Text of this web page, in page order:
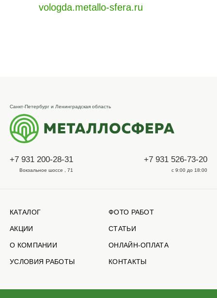
vologda.metallo-sfera.ru
Санкт-Петербург и Ленинградская область
+7 931 200-28-31
Вокзальное шоссе , 71
+7 931 526-73-20
с 9:00 до 18:00
КАТАЛОГ
АКЦИИ
О КОМПАНИИ
УСЛОВИЯ РАБОТЫ
ФОТО РАБОТ
СТАТЬИ
ОНЛАЙН-ОПЛАТА
КОНТАКТЫ